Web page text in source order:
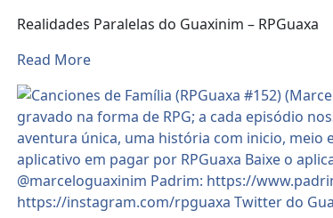
Realidades Paralelas do Guaxinim – RPGuaxa
Read More